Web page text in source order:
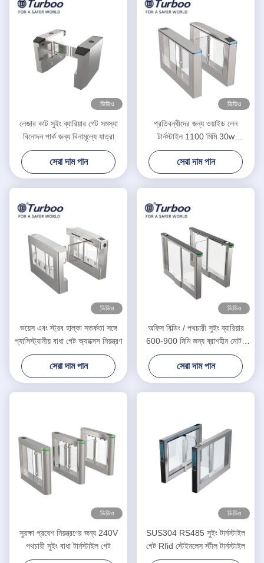
ভিডিও
লেজার কাট সুইং ব্যারিয়ার গেট সমস্যা
বিনোদন পার্ক জন্য বিনামূল্যে যাত্রা
সেরা দাম পান
ভিডিও
প্রতিবন্ধীদের জন্য ওয়াইড লেন
টার্নস্টাইল 1100 মিমি 30w
SUS304 সুইং ব্যারিয়ার গেট RFID
কার্ড
সেরা দাম পান
ভিডিও
ভয়েস এবং স্ট্রব হাল্কা সতর্কতা সঙ্গে
প্যাসিস্ট্যানীয় বাধা গেট অ্যাক্সেস নিয়ন্ত্রণ
সেরা দাম পান
ভিডিও
অফিস বিল্ডিং / পথচারী সুইং ব্যারিয়ার
600-900 মিমি জন্য ব্রাশহীন মোটর
সুইং ব্যারিয়ার গেট
সেরা দাম পান
ভিডিও
সুরক্ষা প্রবেশ নিয়ন্ত্রণের জন্য 240V
পথচারী সুইং বাধা টার্নস্টাইল গেট
ভিডিও
SUS304 RS485 সুইং টার্নস্টাইল
গেট Rfid স্টেইনলেস স্টীল টার্নস্টাইল